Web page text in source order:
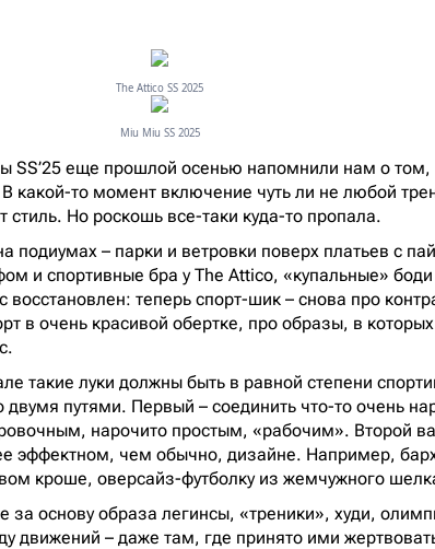
The Attico SS 2025
Miu Miu SS 2025
SS’25 еще прошлой осенью напомнили нам о
какой-то момент включение чуть ли не любой
стиль. Но роскошь все-таки куда-то пропала.
подиумах – парки и ветровки поверх платьев с
и спортивные бра у The Attico, «купальные»
восстановлен: теперь спорт-шик – снова про
в очень красивой обертке, про образы, в
такие луки должны быть в равной степени
двумя путями. Первый – соединить что-то очень
нарочито простым, «рабочим». Второй
эффектном, чем обычно, дизайне. Например,
кроше, оверсайз-футболку из жемчужного
за основу образа легинсы, «треники», худи,
движений – даже там, где принято ими